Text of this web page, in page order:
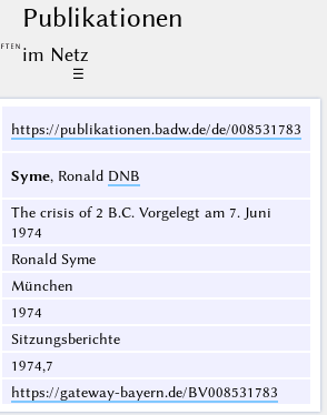
Publikationen
im Netz
☰
https://publikationen.badw.de/de/008531783
Syme, Ronald DNB
The crisis of 2 B.C. Vorgelegt am 7. Juni
1974
Ronald Syme
München
1974
Sitzungsberichte
1974,7
https://gateway-bayern.de/BV008531783